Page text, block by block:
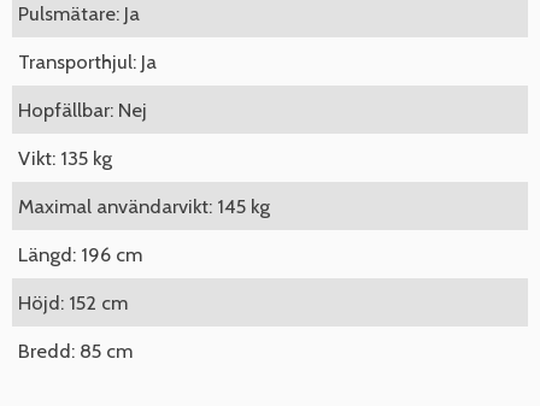
Pulsmätare: Ja
Transporthjul: Ja
Hopfällbar: Nej
Vikt: 135 kg
Maximal användarvikt: 145 kg
Längd: 196 cm
Höjd: 152 cm
Bredd: 85 cm